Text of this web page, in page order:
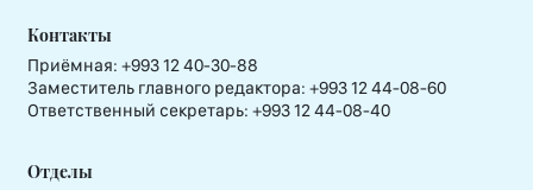
Контакты
Приёмная: +993 12 40-30-88
Заместитель главного редактора: +993 12 44-08-60
Ответственный секретарь: +993 12 44-08-40
Отделы